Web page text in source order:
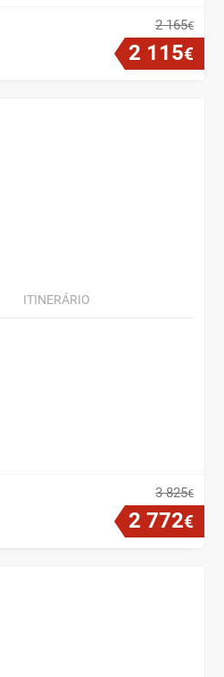
2 165€
2 115€
ITINERÁRIO
3 825€
2 772€